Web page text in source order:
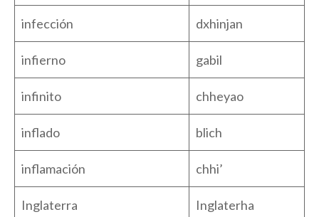
infección dxhinjan
infierno gabil
infinito chheyao
inflado blich
inflamación chhi’
Inglaterra Inglaterha